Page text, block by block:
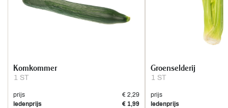
1 ST
Komkommer
prijs
€ 2,29
ledenprijs
€ 1,99
1 ST
Groenselderij
prijs
ledenprijs